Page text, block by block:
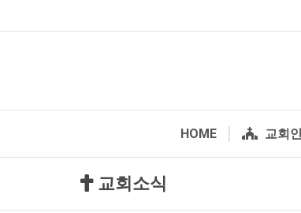
HOME 교회
교회소식